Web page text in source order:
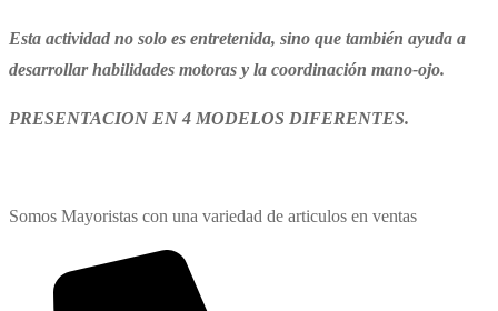
Esta actividad no solo es entretenida, sino que también ayuda a
desarrollar habilidades motoras y la coordinación mano-ojo.
PRESENTACION EN 4 MODELOS DIFERENTES.
Somos Mayoristas con una variedad de articulos en ventas